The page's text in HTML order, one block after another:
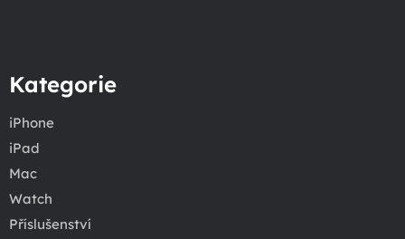
Kategorie
iPhone
iPad
Mac
Watch
Příslušenství